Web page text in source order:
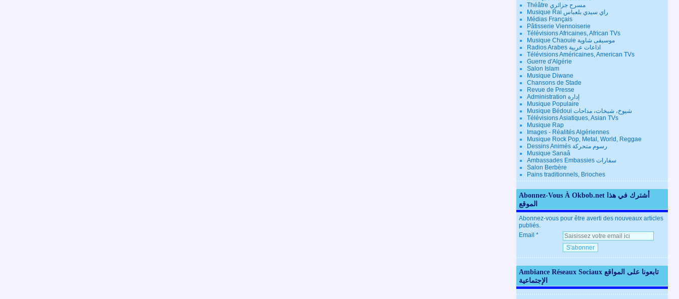
Théâtre مسرح جزائري
Musique Rai راي سيدي بلعباس
Médias Français
Pâtisserie Viennoiserie
Télévisions Africaines, African TVs
Musique Chaouie موسيقى شاوية
Radios Arabes اذاعات عربية
Télévisions Américaines, American TVs
Guerre d'Algérie
Salon Islam
Musique Diwane
Chansons de Stade
Revue de Presse
Administration إدارة
Musique Populaire
Musique Bédoui شيوخ، شيخات، مداحات
Télévisions Asiatiques, Asian TVs
Musique Rap
Images - Réalités Algériennes
Musique Rock Pop, Metal, World, Reggae
Dessins Animés رسوم متحركة
Musique Sanaâ
Ambassades Embassies سفارات
Salon Berbère
Pains traditionnels, Brioches
Abonnez-Vous À Okbob.net أشترك في هذا
الموقع
Abonnez-vous pour être averti des nouveaux articles
publiés.
Email
Ambiance Réseaux Sociaux تابعونا على المواقع
الإجتماعية